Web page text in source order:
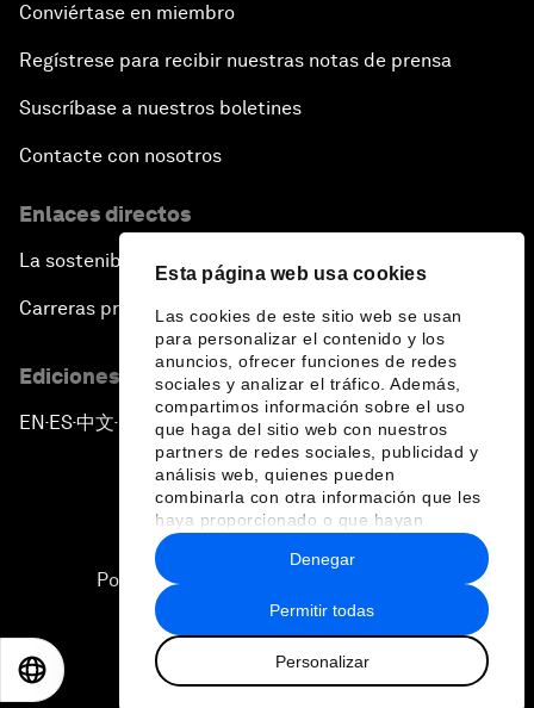
Esta página web usa cookies
Las cookies de este sitio web se usan
para personalizar el contenido y los
anuncios, ofrecer funciones de redes
sociales y analizar el tráfico. Además,
compartimos información sobre el uso
que haga del sitio web con nuestros
partners de redes sociales, publicidad y
análisis web, quienes pueden
combinarla con otra información que les
haya proporcionado o que hayan
recopilado a partir del uso que haya
hecho de sus servicios.
Permitir todas
Personalizar
Denegar
Conviértase en miembro
Regístrese para recibir nuestras notas de prensa
Suscríbase a nuestros boletines
Contacte con nosotros
Enlaces directos
La sostenibilidad en el Foro
Carreras profesionales
Ediciones en otros idiomas
EN ▪ES▪中文▪ 日本語
Política de privacidad y normas de uso
Sitemap
2026 Foro Económico Mundial